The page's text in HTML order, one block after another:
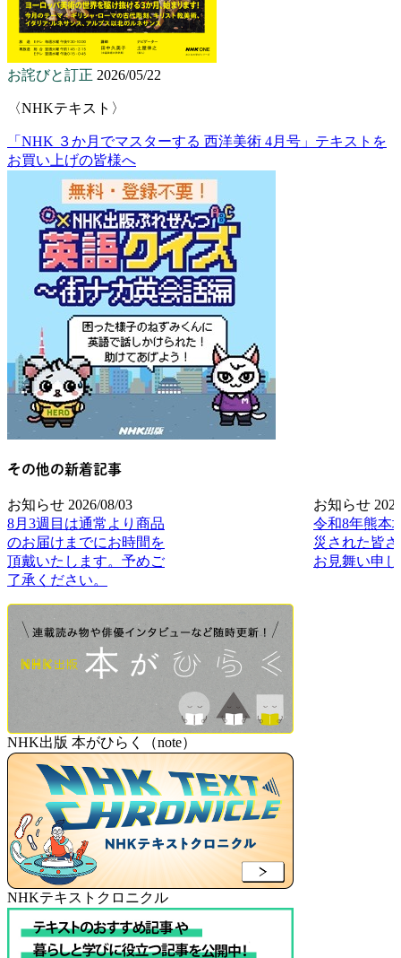
お詫びと訂正 2026/05/22
〈NHKテキスト〉
「NHK ３か月でマスターする 西洋美術 4月号」テキストを
お買い上げの皆様へ
その他の新着記事
お知らせ 2026/08/03
8月3週目は通常より商品
のお届けまでにお時間を
頂戴いたします。予めご
了承ください。
お知らせ
令和8年熊本
災された皆
お見舞い申
NHK出版 本がひらく（note）
NHKテキストクロニクル